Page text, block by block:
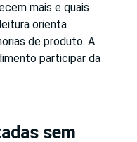
mais e quais
orienta
de produto. A
participar da
sem